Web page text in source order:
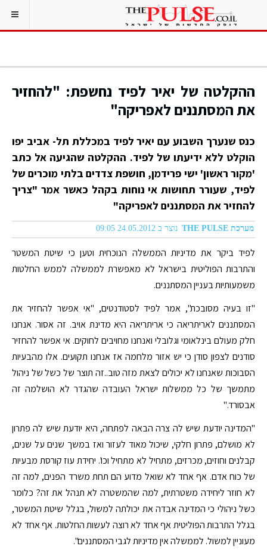
ההקלטה של יאיר לפיד נחשפת: "להחזיר
את המסתננים לאפריקה"
כנס שנערך השבוע עם יאיר לפיד במכללת תל- אביב יפו
הוקלט ללא ידיעתו של לפיד. ההקלטה שהגיעה אל כתב
'מקור ראשון' ישי פרידמן, חושפת צדדים בלתי מוכרים של
לפיד, שעורר תחושות אי נוחות בקהל כאשר אמר "צריך
להחזיר את המסתננים לאפריקה"
מערכת THE PULSE נוצר ב 24.05.2012 09:05
לפיד ביקר את מדיניות הממשלה הנוכחית וטען כי שיטת המשטר
והתרבות הפוליטית בישראל לא מאפשרת לממשלה לממש החלטות
משמעותיות בעניין המסתננים.
"זו בעיה מסובכת", אמר לפיד לסטודנטים, "אי אפשר להחזיר את
המסתננים לאריתריאה כי אריתריאה היא מדינת אויב. זה אסור. אנחנו
חלק מעולם בינלאומי וגלובלי ואנחנו מחויבים לחוקים. אי אפשר להחזיר
סודנים לצפון סודן כי יש אזור מלחמה אז אנחנו תקועים. אלו מהבעיות
הסבוכות שאנחנו לא יכולים לצאת מזה טוב..זה תוצר של כשל של ניהול
מתמשך של כל ממשלות ישראל העובדה שהגדר לא הושלמה זה
אבסורד."
"המדינה יודעת שיש לה צרה הבאה לפתחה, היא יודעת שיש לה פתרון
לא מושלם, פתרון חלקי, שיכול מאוד לעזור ואז במשך שנים על שנים,
קבלנים וחוזים, מכרזים, מתחיל לא מתחיל וכו'. יחידת עוז קורסת מבעיות
של כוח אדם. אף אחד לא שואל מדוע הם תחת משרד הפנים, למה זה
לא חוזר ליחידה משטרתית, למה שהמשטרה לא תנהל את זה? כלומר
כשל ניהולי כי המדינה אבדה את יכולתה למשול, בגלל שיטת המשטר,
בגלל התרבות הפוליטית אף אחד לא רוצה לעשות החלטות. אף אחד לא
מעוניין למשול. לממשלה אין מדיניות לגבי המסתננים".